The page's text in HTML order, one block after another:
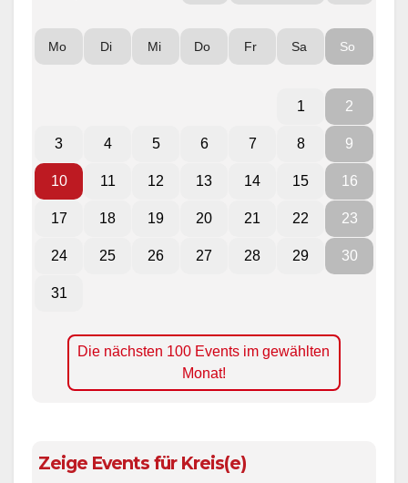
Mo Di Mi Do Fr Sa So
1 2
3 4 5 6 7 8 9
10 11 12 13 14 15 16
17 18 19 20 21 22 23
24 25 26 27 28 29 30
31
Die nächsten 100 Events im gewählten
Monat!
Zeige Events für Kreis(e)